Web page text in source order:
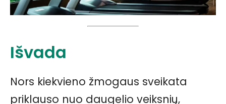
Išvada
Nors kiekvieno žmogaus sveikata
priklauso nuo daugelio veiksnių,